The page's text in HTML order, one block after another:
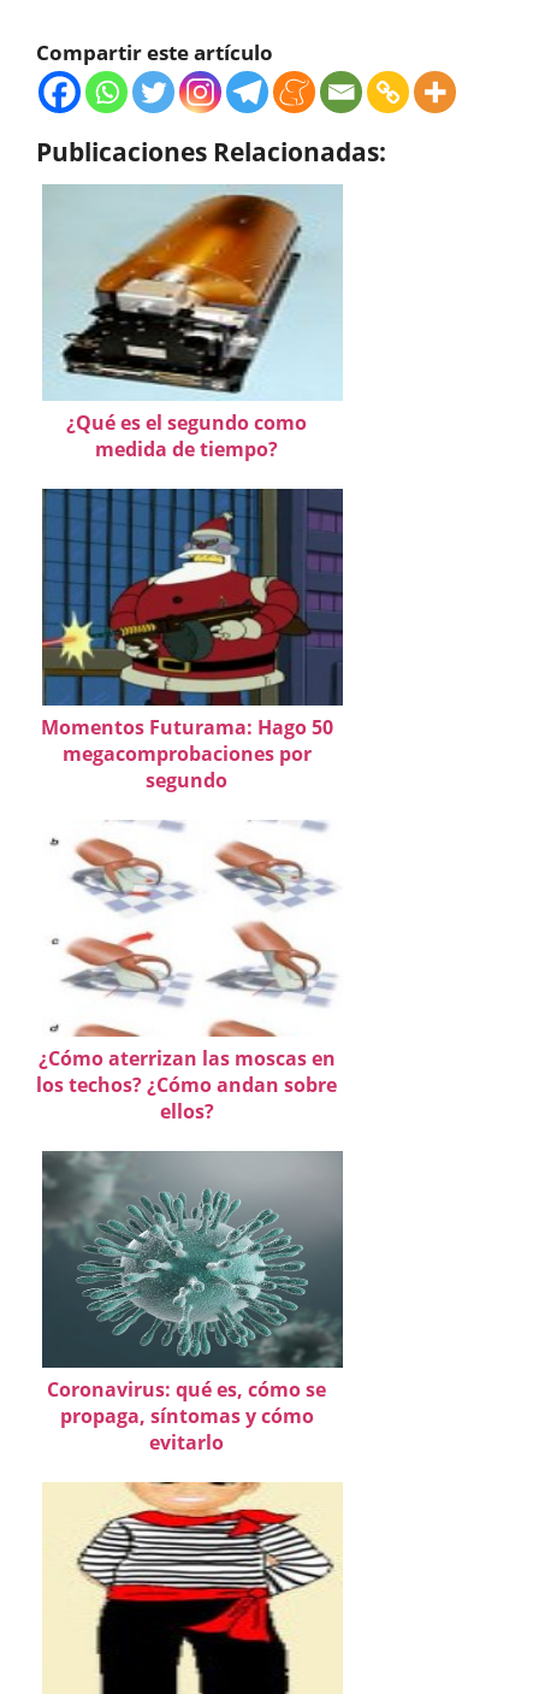
Compartir este artículo
Publicaciones Relacionadas:
¿Qué es el segundo como
medida de tiempo?
Momentos Futurama: Hago 50
megacomprobaciones por
segundo
¿Cómo aterrizan las moscas en
los techos? ¿Cómo andan sobre
ellos?
Coronavirus: qué es, cómo se
propaga, síntomas y cómo
evitarlo